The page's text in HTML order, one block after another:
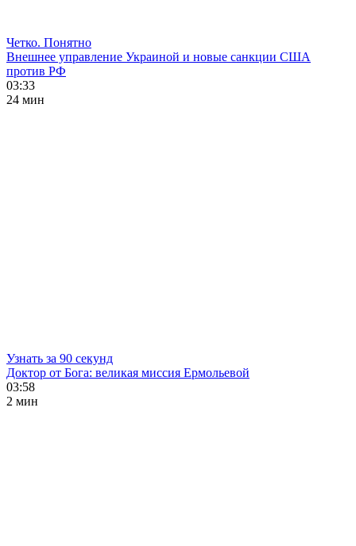
Четко. Понятно
Внешнее управление Украиной и новые санкции США
против РФ
03:33
24 мин
Узнать за 90 секунд
Доктор от Бога: великая миссия Ермольевой
03:58
2 мин